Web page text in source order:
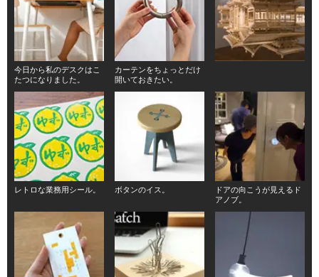
今日から私のデスクはこ
たつになりました。
カーテンをちょっとだけ
開いておきたい。
レトロな業務用シール。 ボタンのイス。
ドアの向こうが見えるド
アノブ。